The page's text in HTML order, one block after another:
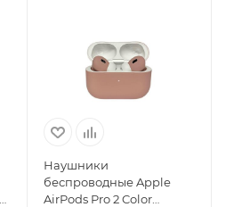
Наушники
беспроводные Apple
AirPods Pro 2 Color